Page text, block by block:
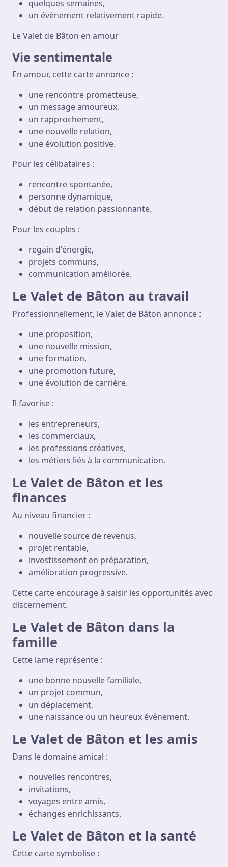
quelques semaines,
un événement relativement rapide.
Le Valet de Bâton en amour
Vie sentimentale
En amour, cette carte annonce :
une rencontre prometteuse,
un message amoureux,
un rapprochement,
une nouvelle relation,
une évolution positive.
Pour les célibataires :
rencontre spontanée,
personne dynamique,
début de relation passionnante.
Pour les couples :
regain d'énergie,
projets communs,
communication améliorée.
Le Valet de Bâton au travail
Professionnellement, le Valet de Bâton annonce :
une proposition,
une nouvelle mission,
une formation,
une promotion future,
une évolution de carrière.
Il favorise :
les entrepreneurs,
les commerciaux,
les professions créatives,
les métiers liés à la communication.
Le Valet de Bâton et les
finances
Au niveau financier :
nouvelle source de revenus,
projet rentable,
investissement en préparation,
amélioration progressive.
Cette carte encourage à saisir les opportunités avec
discernement.
Le Valet de Bâton dans la
famille
Cette lame représente :
une bonne nouvelle familiale,
un projet commun,
un déplacement,
une naissance ou un heureux événement.
Le Valet de Bâton et les amis
Dans le domaine amical :
nouvelles rencontres,
invitations,
voyages entre amis,
échanges enrichissants.
Le Valet de Bâton et la santé
Cette carte symbolise :